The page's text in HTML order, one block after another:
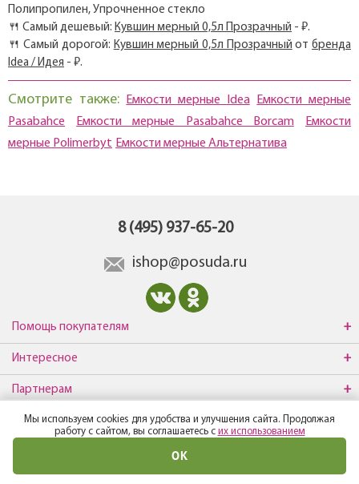
Полипропилен, Упрочненное стекло
🍴 Самый дешевый: Кувшин мерный 0,5л Прозрачный - ₽.
🍴 Самый дорогой: Кувшин мерный 0,5л Прозрачный отбренда
Idea / Идея - ₽.
Смотрите также: Емкости мерные Idea Емкости мерные
Pasabahce
Емкости мерные Pasabahce Borcam
Емкости
мерные Polimerbyt Емкости мерные Альтернатива
8 (495) 937-65-20
ishop@posuda.ru
Помощь покупателям
Интересное
Партнерам
О компании
Мы используем cookies для удобства и улучшения сайта. Продолжая
работу с сайтом, вы соглашаетесь с их использованием
ОК